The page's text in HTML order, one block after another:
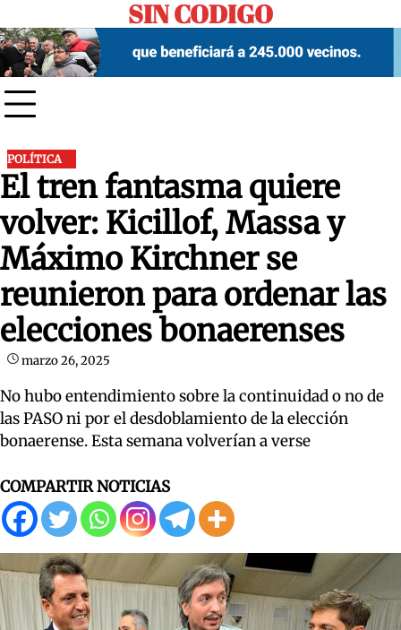
to
content
SIN CODIGO
POLÍTICA
El tren fantasma quiere
volver: Kicillof, Massa y
Máximo Kirchner se
reunieron para ordenar las
elecciones bonaerenses
marzo 26, 2025
No hubo entendimiento sobre la continuidad o no de
las PASO ni por el desdoblamiento de la elección
bonaerense. Esta semana volverían a verse
COMPARTIR NOTICIAS